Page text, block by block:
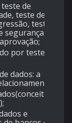
de
teste de
teste
segurança,
por testes.
dados: a
e